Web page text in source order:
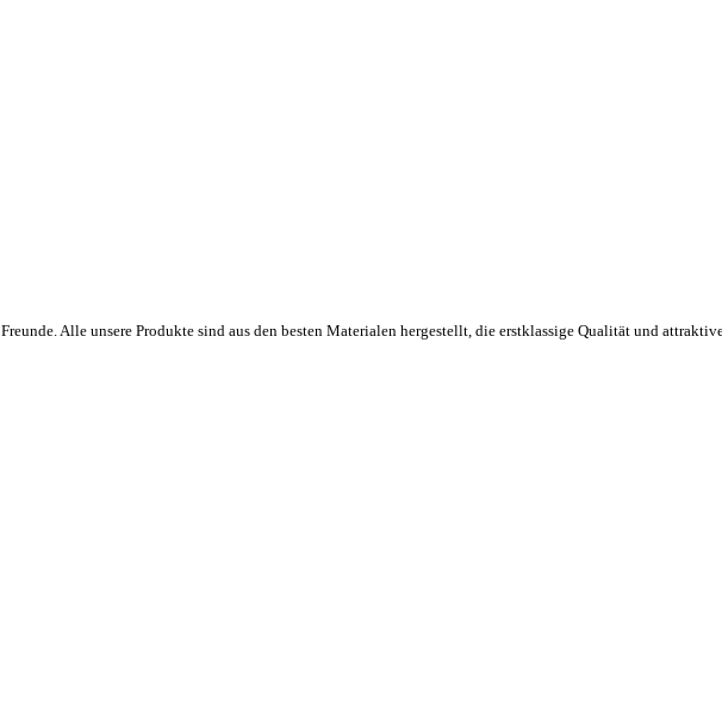
Alle unsere Produkte sind aus den besten Materialen hergestellt, die erstklassige Qualität und